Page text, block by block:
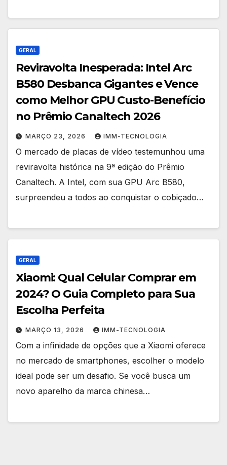
GERAL
Reviravolta Inesperada: Intel Arc
B580 Desbanca Gigantes e Vence
como Melhor GPU Custo-Benefício
no Prêmio Canaltech 2026
MARÇO 23, 2026 IMM-TECNOLOGIA
O mercado de placas de vídeo testemunhou uma
reviravolta histórica na 9ª edição do Prêmio
Canaltech. A Intel, com sua GPU Arc B580,
surpreendeu a todos ao conquistar o cobiçado…
GERAL
Xiaomi: Qual Celular Comprar em
2024? O Guia Completo para Sua
Escolha Perfeita
MARÇO 13, 2026 IMM-TECNOLOGIA
Com a infinidade de opções que a Xiaomi oferece
no mercado de smartphones, escolher o modelo
ideal pode ser um desafio. Se você busca um
novo aparelho da marca chinesa…